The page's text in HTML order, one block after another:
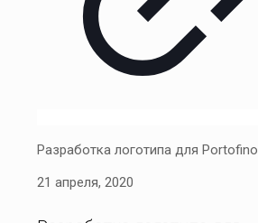
Разработка логотипа для Portofino
21 апреля, 2020